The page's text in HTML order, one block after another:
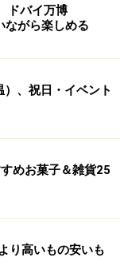
ドバイ万博
ながら楽しめる
）、祝日・イベント
めお菓子＆雑貨25
り高いもの安いも